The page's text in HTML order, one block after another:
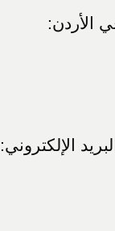
الأردن:
الإلكتروني: